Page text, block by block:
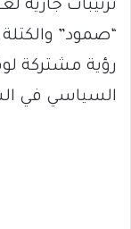
ترتيبات جارية
“صمود”
رؤية مشتركة
السياسي في